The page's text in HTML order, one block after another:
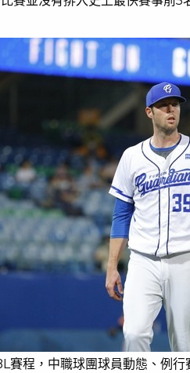
賽程，中職球團球員動態、例